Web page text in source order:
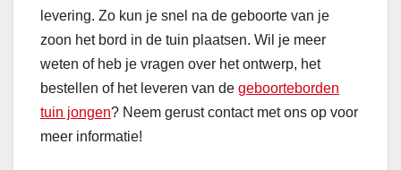
levering. Zo kun je snel na de geboorte van je
zoon het bord in de tuin plaatsen. Wil je meer
weten of heb je vragen over het ontwerp, het
bestellen of het leveren van de geboorteborden
tuin jongen? Neem gerust contact met ons op voor
meer informatie!